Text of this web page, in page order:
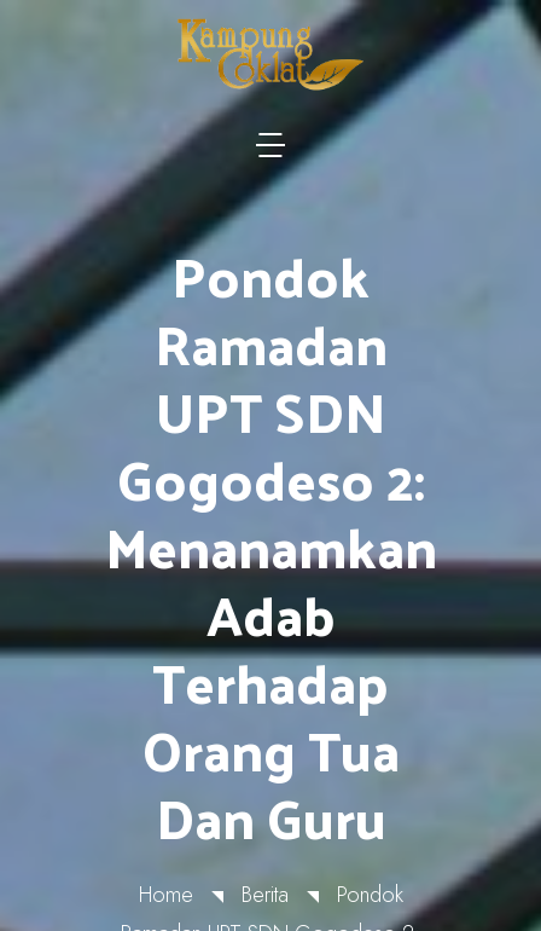
Pondok
Ramadan
UPT SDN
Gogodeso 2:
Menanamkan
Adab
Terhadap
Orang Tua
Dan Guru
Home Berita
Pondok